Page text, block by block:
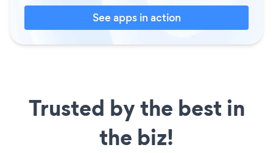
See apps in action
Trusted by the best in
the biz!